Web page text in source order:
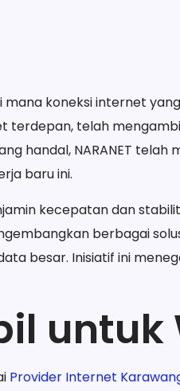
mana koneksi internet
terdepan, telah
handal, NARANET telah
baru ini.
kecepatan dan
berbagai
besar. Inisiatif ini
untuk
Provider Internet